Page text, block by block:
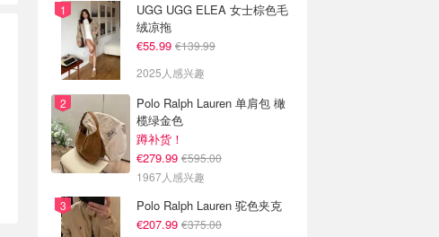
UGG UGG ELEA 女士棕色毛
绒凉拖
€55.99 €139.99
2025人感兴趣
Polo Ralph Lauren 单肩包 橄
榄绿金色
蹲补货！
€279.99 €595.00
1967人感兴趣
Polo Ralph Lauren 驼色夹克
€207.99 €375.00